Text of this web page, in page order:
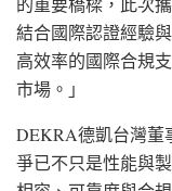
結合國際認證經驗
高效率的國際合規
市場 。」
DEKRA德凱台灣董
爭已不只是性能與